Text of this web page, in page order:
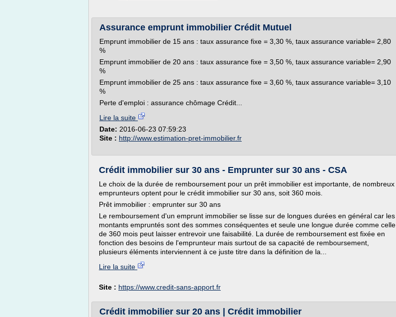
Assurance emprunt immobilier Crédit Mutuel
Emprunt immobilier de 15 ans : taux assurance fixe = 3,30 %, taux assurance variable= 2,80
%
Emprunt immobilier de 20 ans : taux assurance fixe = 3,50 %, taux assurance variable= 2,90
%
Emprunt immobilier de 25 ans : taux assurance fixe = 3,60 %, taux assurance variable= 3,10
%
Perte d'emploi : assurance chômage Crédit...
Lire la suite
Date: 2016-06-23 07:59:23
Site : http://www.estimation-pret-immobilier.fr
Crédit immobilier sur 30 ans - Emprunter sur 30 ans - CSA
Le choix de la durée de remboursement pour un prêt immobilier est importante, de nombreux
emprunteurs optent pour le crédit immobilier sur 30 ans, soit 360 mois.
Prêt immobilier : emprunter sur 30 ans
Le remboursement d'un emprunt immobilier se lisse sur de longues durées en général car les
montants empruntés sont des sommes conséquentes et seule une longue durée comme celle
de 360 mois peut laisser entrevoir une faisabilité. La durée de remboursement est fixée en
fonction des besoins de l'emprunteur mais surtout de sa capacité de remboursement,
plusieurs éléments interviennent à ce juste titre dans la définition de la...
Lire la suite
Site : https://www.credit-sans-apport.fr
Crédit immobilier sur 20 ans | Crédit immobilier